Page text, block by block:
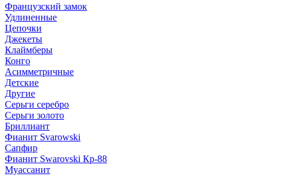
Французский замок
Удлиненные
Цепочки
Джекеты
Клаймберы
Конго
Асимметричные
Детские
Другие
Серьги серебро
Серьги золото
Бриллиант
Фианит Svarowski
Сапфир
Фианит Swarovski Кр-88
Муассанит